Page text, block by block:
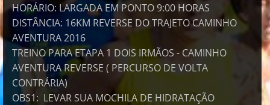
HORÁRIO: LARGADA EM PONTO 9:00 HORAS
DISTÂNCIA: 16KM REVERSE DO TRAJETO CAMINHO
AVENTURA 2016
TREINO PARA ETAPA 1 DOIS IRMÃOS - CAMINHO
AVENTURA REVERSE ( PERCURSO DE VOLTA
CONTRÁRIA)
OBS1: LEVAR SUA MOCHILA DE HIDRATAÇÃO